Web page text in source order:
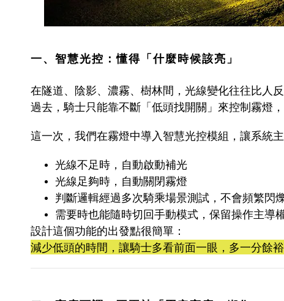
一、智慧光控：懂得「什麼時候該亮」
在隧道、陰影、濃霧、樹林間，光線變化往往比人反
過去，騎士只能靠不斷「低頭找開關」來控制霧燈，
這一次，我們在霧燈中導入智慧光控模組，讓系統
光線不足時，自動啟動補光
光線足夠時，自動關閉霧燈
判斷邏輯經過多次騎乘場景測試，不會頻繁閃
需要時也能隨時切回手動模式，保留操作主導
設計這個功能的出發點很簡單：
減少低頭的時間，讓騎士多看前面一眼，多一分餘裕